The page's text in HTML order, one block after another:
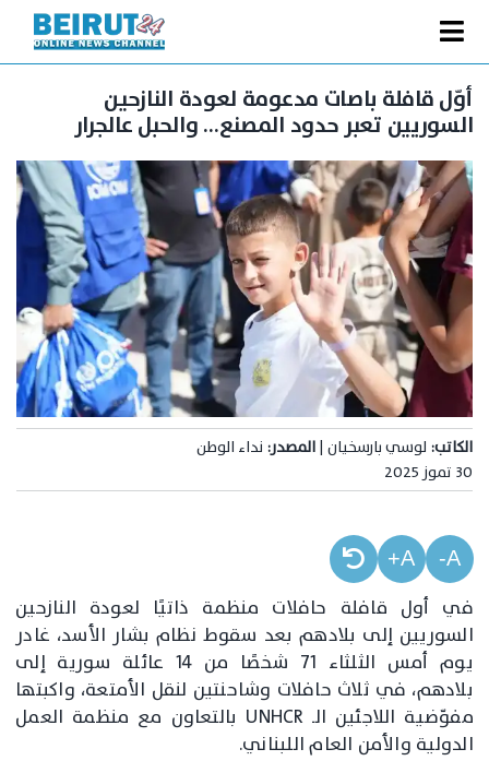
content
Toggle
Navigation
الصفحة الرئيسية
سياسة
اقتصاد
فنّ
رياضة
متفرقات
Podcast
من نحن
البحث
عن:
أوّل قافلة باصات مدعومة لعودة النازحين
السوريين تعبر حدود المصنع… والحبل عالجرار
الكاتب: لوسي بارسخيان |المصدر: نداء الوطن
30 تموز 2025
A-
A+
في أول قافلة حافلات منظمة ذاتيًا لعودة النازحين
السوريين إلى بلادهم بعد سقوط نظام بشار الأسد، غادر
يوم أمس الثلثاء 71 شخصًا من 14 عائلة سورية إلى
بلادهم، في ثلاث حافلات وشاحنتين لنقل الأمتعة، واكبتها
مفوّضية اللاجئين الـ UNHCR بالتعاون مع منظمة العمل
الدولية والأمن العام اللبناني.